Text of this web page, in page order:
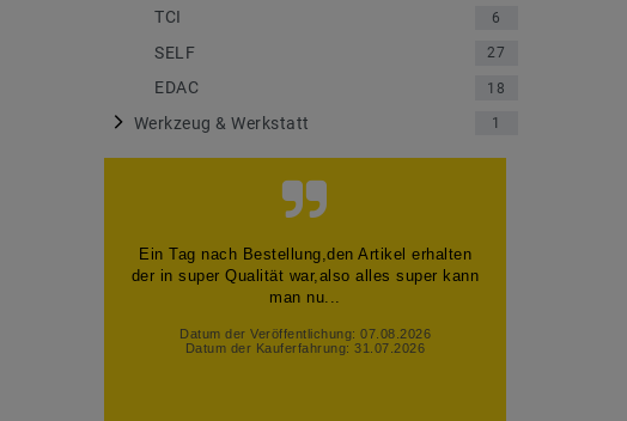
TCI 6
SELF 27
EDAC 18
Werkzeug & Werkstatt 1
Ein Tag nach Bestellung,den Artikel erhalten
der in super Qualität war,also alles super kann
man nu...
Datum der Veröffentlichung: 07.08.2026
Datum der Kauferfahrung: 31.07.2026